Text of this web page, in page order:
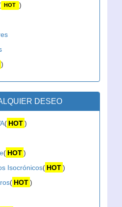
HOT )
)
DESEO
( HOT )
( HOT )
Isocrónicos( HOT )
( HOT )